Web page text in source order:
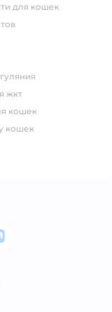
для кошек
жкт
кошек
кошек